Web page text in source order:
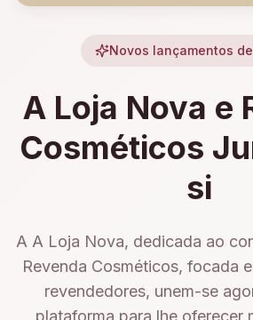
Novos lançamentos
A Loja Nova e
Cosméticos
si
A A Loja Nova, dedicada ao
Revenda Cosméticos, focada
revendedores, unem-se
plataforma para lhe oferecer